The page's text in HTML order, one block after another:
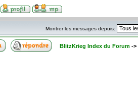
Montrer les messages depuis:
BlitzKrieg Index du Forum->